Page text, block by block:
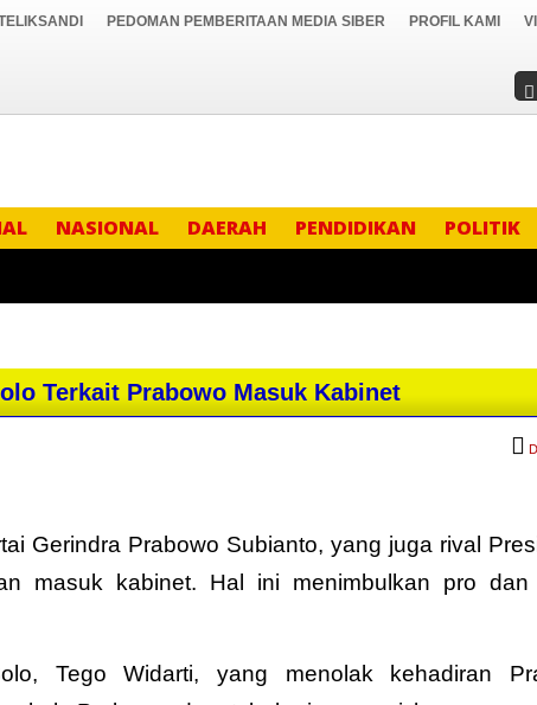
PEDOMAN PEMBERITAAN MEDIA SIBER PROFIL KAMI
NASIONAL DAERAH PENDIDIKAN POLITIK
Terkait Prabowo Masuk Kabinet
Gerindra Prabowo Subianto, yang juga rival
masuk kabinet. Hal ini menimbulkan pro
Tego Widarti, yang menolak kehadiran